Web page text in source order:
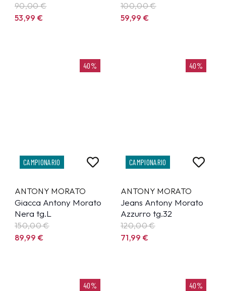
90,00 €
53,99€
100,00 €
59,99€
40%
CAMPIONARIO
ANTONY MORATO
Giacca Antony Morato
Nera tg.L
150,00 €
89,99€
40%
CAMPIONARIO
ANTONY MORATO
Jeans Antony Morato
Azzurro tg.32
120,00 €
71,99€
40% 40%